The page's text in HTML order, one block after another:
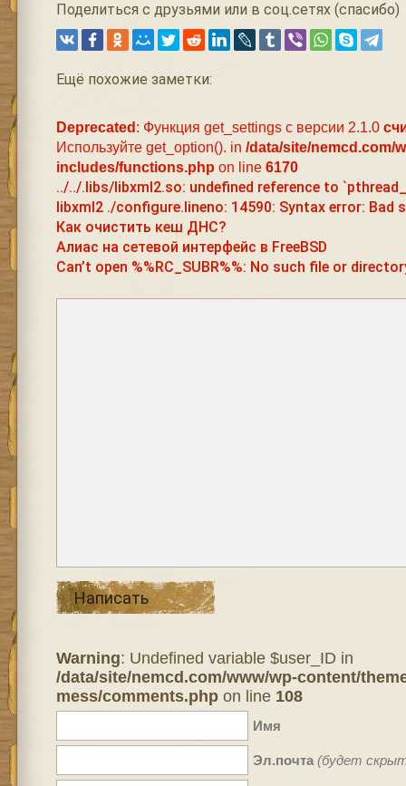
Поделиться с друзьями или в соц.сетях (спасибо)
Ещё похожие заметки:
Deprecated : Функция get_settings с версии 2.1.0
Используйте get_option(). in /data/site/nemcd.com/
includes/functions.php on line 6170
../../.libs/libxml2.so: undefined reference to
libxml2 ./configure.lineno: 14590: Syntax error: Bad
Как очистить кеш ДНС?
Алиас на сетевой интерфейс в FreeBSD
Can’t open %%RC_SUBR%%: No such file or
Написать
Warning: Undefined variable $user_ID in
/data/site/nemcd.com/www/wp-content/
mess/comments.phpon line 108
Имя
Эл.почта (будет